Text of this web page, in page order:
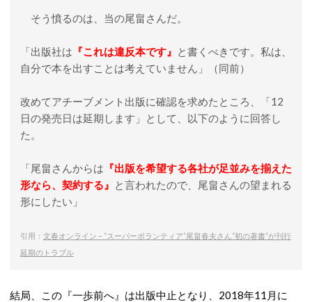
そう憤るのは、当の尾畠さんだ。
「出版社は 『これは違反本です』 と書くべきです。私は、
自分で本を出すことは考えていません」（同前）
改めてアチーブメント出版に確認を求めたところ、「12
日の発売日は延期します」として、以下のように回答し
た。
「尾畠さんからは 『出版を希望する各社が足並みを揃えた
形なら、契約する』 と言われたので、尾畠さんの望まれる
形にしたい」
引用： 文春オンライン – “スーパーボランティア”尾畠春夫さん“初の著書”が刊行
延期のトラブル
結局、この『一歩前へ』は出版中止となり、2018年11月に